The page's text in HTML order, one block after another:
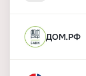
ДОМ.РФ